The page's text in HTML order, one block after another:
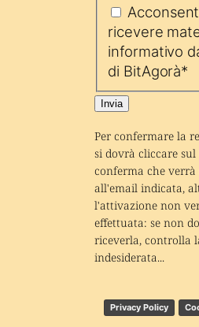
ricevere
informativo
di BitAgorà*
Invia
Per confermare la
si dovrà cliccare
conferma che verrà
all'email indicata,
l'attivazione non
effettuata: se non
riceverla, controlla
indesiderata...
Privacy Policy